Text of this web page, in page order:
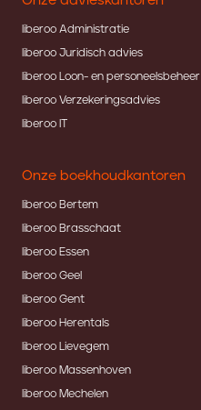
liberoo Administratie
liberoo Juridisch advies
liberoo Loon- en personeelsbeheer
liberoo Verzekeringsadvies
liberoo IT
Onze boekhoudkantoren
liberoo Bertem
liberoo Brasschaat
liberoo Essen
liberoo Geel
liberoo Gent
liberoo Herentals
liberoo Lievegem
liberoo Massenhoven
liberoo Mechelen